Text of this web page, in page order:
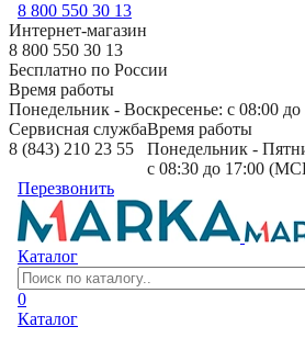
8 800 550 30 13
Интернет-магазин
8 800 550 30 13
Бесплатно по России
Время работы
Понедельник - Воскресенье: с 08:00
Сервисная служба
8 (843) 210 23 55
Время работы
Понедельник -
с 08:30 до 17:00
Перезвонить
Каталог
0
Каталог